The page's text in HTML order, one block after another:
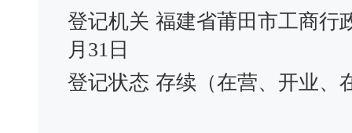
登记机关 福建省莆田市工商行
月31日
登记状态 存续（在营、开业、